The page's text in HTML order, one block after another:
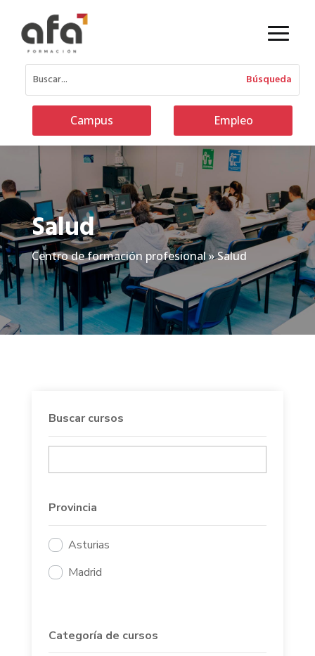
Campus Empleo
Salud
Centro de formación profesional»Salud
Buscar cursos
Provincia
Asturias
Madrid
Categoría de cursos